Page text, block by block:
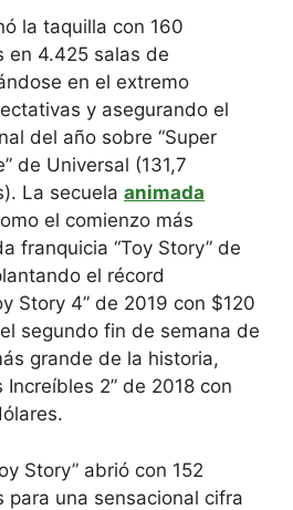
la taquilla con 160
en 4.425 salas de
en el extremo
y asegurando el
del año sobre “Super
de Universal (131,7
La secuela animada
el comienzo más
franquicia “Toy Story” de
el récord
Story 4” de 2019 con $120
segundo fin de semana de
grande de la historia,
2” de 2018 con
Story” abrió con 152
para una sensacional cifra